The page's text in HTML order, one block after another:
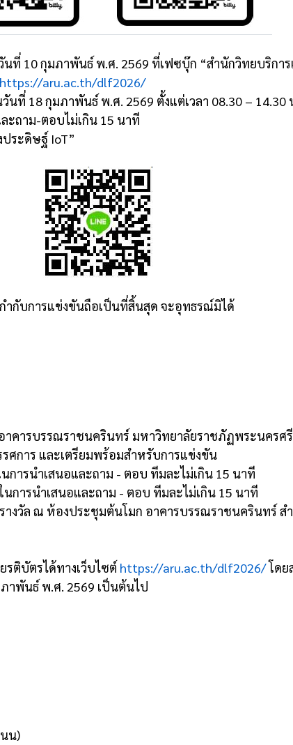
ที่ 10 กุมภาพันธ์ พ.ศ. 2569 ที่เฟซบุ๊ก “สำนักวิทยบริกา
https://aru.ac.th/dlf2026/
นที่ 18 กุมภาพันธ์ พ.ศ. 2569 ตั้งแต่เวลา 08.30 –
ะถาม-ตอบไม่เกิน 15 นาที
ประดิษฐ์ IoT”
ำกับการแข่งขันถือเป็นที่สิ้นสุด จะอุทธรณ์มิได้
าคารบรรณราชนครินทร์ มหาวิทยาลัยราชภัฏพระนครศ
รศการ และเตรียมพร้อมสำหรับการแข่งขัน
นการนำเสนอและถาม - ตอบ ทีมละไม่เกิน 15 นาที
นการนำเสนอและถาม - ตอบ ทีมละไม่เกิน 15 นาที
างวัล ณ ห้องประชุมต้นโมก อาคารบรรณราชนครินทร์ ส
รติบัตรได้ทางเว็บไซต์ https://aru.ac.th/dlf2026/โดย
าพันธ์ พ.ศ. 2569 เป็นต้นไป
น)